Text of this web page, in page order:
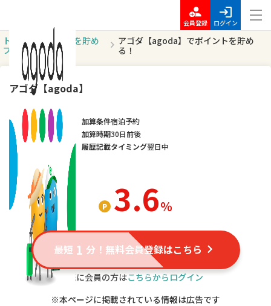
会員登録 ログイン
トッ
プ
ポイントを貯め
る
アゴダ【agoda】でポイントを貯め
る！
アゴダ【agoda】
3.6％
加算条件宿泊予約
加算時期30日前後
履歴記載タイミング翌日中
最短 1 分！無料会員登録はこちら
既に会員の方はこちらからログイン
※本ページに掲載されている情報は広告です